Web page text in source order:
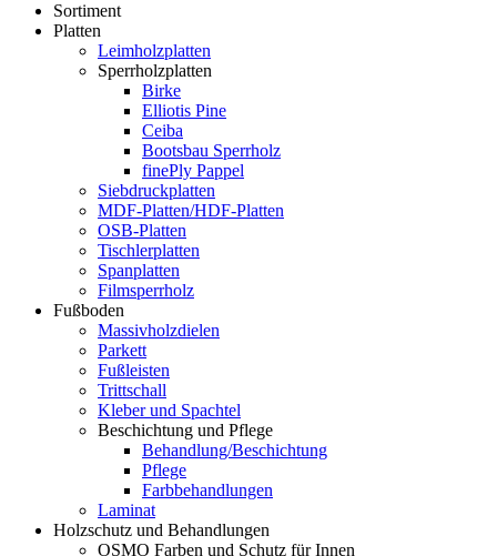
Sortiment
Platten
Leimholzplatten
Sperrholzplatten
Birke
Elliotis Pine
Ceiba
Bootsbau Sperrholz
finePly Pappel
Siebdruckplatten
MDF-Platten/HDF-Platten
OSB-Platten
Tischlerplatten
Spanplatten
Filmsperrholz
Fußboden
Massivholzdielen
Parkett
Fußleisten
Trittschall
Kleber und Spachtel
Beschichtung und Pflege
Behandlung/Beschichtung
Pflege
Farbbehandlungen
Laminat
Holzschutz und Behandlungen
OSMO Farben und Schutz für Innen